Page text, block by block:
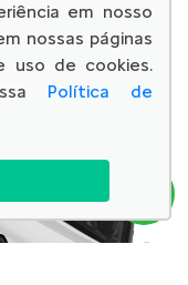
em nosso
nossas páginas
uso de cookies.
Política de